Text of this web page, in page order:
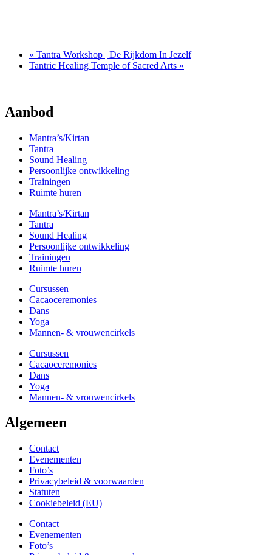
« Tantra Workshop | De Rijkdom In Jezelf
Tantric Healing Temple of Sacred Arts »
Aanbod
Mantra’s/Kirtan
Tantra
Sound Healing
Persoonlijke ontwikkeling
Trainingen
Ruimte huren
Mantra’s/Kirtan
Tantra
Sound Healing
Persoonlijke ontwikkeling
Trainingen
Ruimte huren
Cursussen
Cacaoceremonies
Dans
Yoga
Mannen- & vrouwencirkels
Cursussen
Cacaoceremonies
Dans
Yoga
Mannen- & vrouwencirkels
Algemeen
Contact
Evenementen
Foto’s
Privacybeleid & voorwaarden
Statuten
Cookiebeleid (EU)
Contact
Evenementen
Foto’s